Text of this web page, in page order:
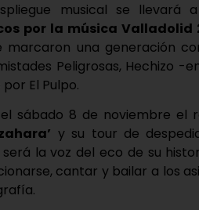
musical se
por la música Valladolid
marcaron una generación
Peligrosas, Hechizo -
El Pulpo.
el sábado 8 de noviembre
y su tour de
la voz del eco de su
cantar y bailar a los